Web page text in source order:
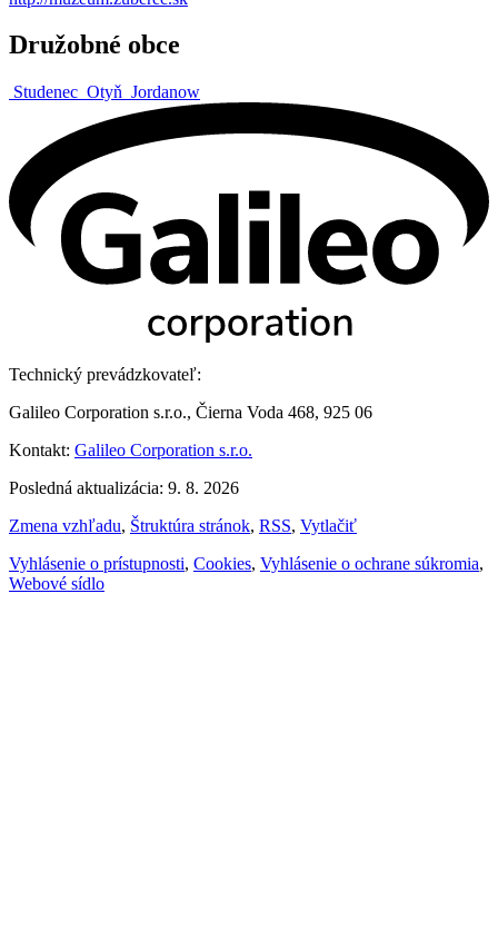
Družobné obce
Studenec Otyň Jordanow
Technický prevádzkovateľ:
Galileo Corporation s.r.o., Čierna Voda 468, 925 06
Kontakt: Galileo Corporation s.r.o.
Posledná aktualizácia: 9. 8. 2026
Zmena vzhľadu, Štruktúra stránok, RSS, Vytlačiť
Vyhlásenie o prístupnosti, Cookies, Vyhlásenie o ochrane súkromia,
Webové sídlo